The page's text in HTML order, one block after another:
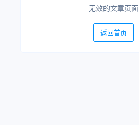
无效的文章页面
返回首页